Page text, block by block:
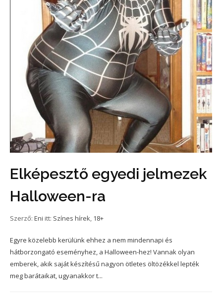
Elképesztő egyedi jelmezek
Halloween-ra
Szerző: Eni itt: Színes hírek, 18+
Egyre közelebb kerülünk ehhez a nem mindennapi és
hátborzongató eseményhez, a Halloween-hez! Vannak olyan
emberek, akik saját készítésű nagyon ötletes öltözékkel lepték
meg barátaikat, ugyanakkor t...